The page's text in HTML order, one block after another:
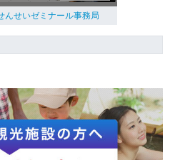
んせいゼミナール事務局